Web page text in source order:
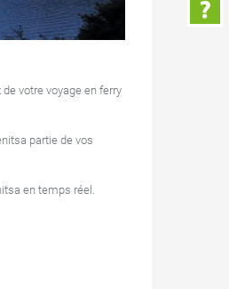
votre voyage en ferry
partie de vos
en temps réel.